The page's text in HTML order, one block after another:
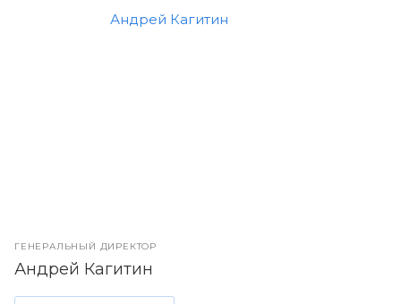
ГЕНЕРАЛЬНЫЙ ДИРЕКТОР
Андрей Кагитин